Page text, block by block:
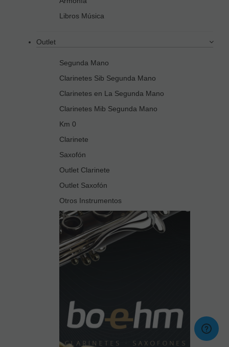
Libros Música
Outlet
Segunda Mano
Clarinetes Sib Segunda Mano
Clarinetes en La Segunda Mano
Clarinetes Mib Segunda Mano
Km 0
Clarinete
Saxofón
Outlet Clarinete
Outlet Saxofón
Otros Instrumentos